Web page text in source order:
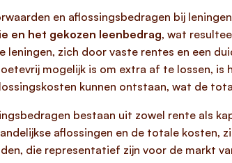
en aflossingsbedragen bij
en het gekozen leenbedrag, wat
leningen, zich door vaste rentes en een
mogelijk is om extra af te lossen,
kunnen ontstaan, wat de
bestaan uit zowel rente als
aflossingen en de totale kosten,
die representatief zijn voor de markt